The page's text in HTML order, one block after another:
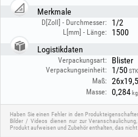
Merkmale
D[Zoll] - Durchmesser: 1/2
L[mm] - Länge:
1500
Logistikdaten
Verpackungsart: Blister
Verpackungseinheit: 1/50STK
Maß:
Masse: 0,284
Haben Sie einen Fehler in den
Bilder / Videos dienen nur zur
Produkt aufweisen und Zubehör enthalten, das